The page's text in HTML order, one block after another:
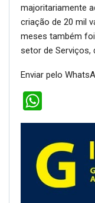
majoritariamente
criação de 20 mil
meses também
setor de Serviços,
Enviar pelo